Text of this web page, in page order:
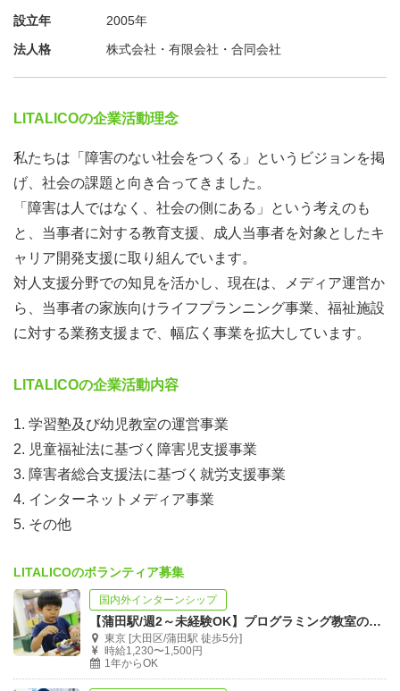
設立年
2005年
法人格
株式会社・有限会社・合同会社
LITALICOの企業活動理念
私たちは「障害のない社会をつくる」というビジョンを掲
げ、社会の課題と向き合ってきました。
「障害は人ではなく、社会の側にある」という考えのも
と、当事者に対する教育支援、成人当事者を対象としたキ
ャリア開発支援に取り組んでいます。
対人支援分野での知見を活かし、現在は、メディア運営か
ら、当事者の家族向けライフプランニング事業、福祉施設
に対する業務支援まで、幅広く事業を拡大しています。
LITALICOの企業活動内容
1. 学習塾及び幼児教室の運営事業
2. 児童福祉法に基づく障害児支援事業
3. 障害者総合支援法に基づく就労支援事業
4. インターネットメディア事業
5. その他
LITALICOのボランティア募集
国内外インターンシップ
【蒲田駅/週2～未経験OK】プログラミング教室の運営スタッフ募集
東京 [大田区/蒲田駅 徒歩5分]
時給1,230〜1,500円
1年からOK